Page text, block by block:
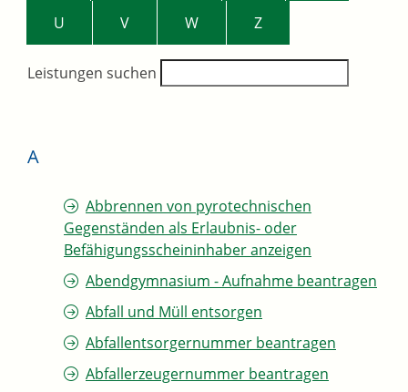
U V W Z
Leistungen suchen
A
Abbrennen von pyrotechnischen
Gegenständen als Erlaubnis- oder
Befähigungsscheininhaber anzeigen
Abendgymnasium - Aufnahme beantragen
Abfall und Müll entsorgen
Abfallentsorgernummer beantragen
Abfallerzeugernummer beantragen